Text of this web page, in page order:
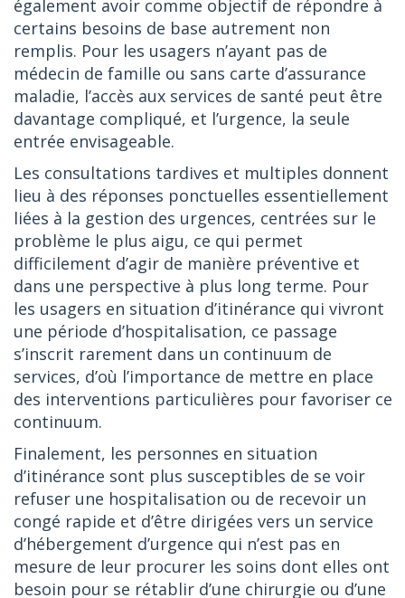
également avoir comme objectif de répondre à
certains besoins de base autrement non
remplis. Pour les usagers n’ayant pas de
médecin de famille ou sans carte d’assurance
maladie, l’accès aux services de santé peut être
davantage compliqué, et l’urgence, la seule
entrée envisageable.
Les consultations tardives et multiples donnent
lieu à des réponses ponctuelles essentiellement
liées à la gestion des urgences, centrées sur le
problème le plus aigu, ce qui permet
difficilement d’agir de manière préventive et
dans une perspective à plus long terme. Pour
les usagers en situation d’itinérance qui vivront
une période d’hospitalisation, ce passage
s’inscrit rarement dans un continuum de
services, d’où l’importance de mettre en place
des interventions particulières pour favoriser ce
continuum.
Finalement, les personnes en situation
d’itinérance sont plus susceptibles de se voir
refuser une hospitalisation ou de recevoir un
congé rapide et d’être dirigées vers un service
d’hébergement d’urgence qui n’est pas en
mesure de leur procurer les soins dont elles ont
besoin pour se rétablir d’une chirurgie ou d’une